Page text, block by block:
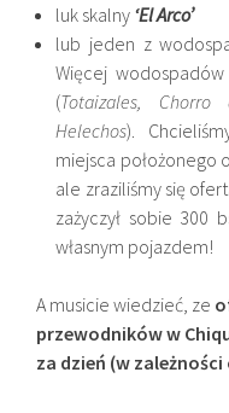
luk skalny ‘El Arco’
lub jeden z
Więcej
(Totaizales,
Helechos).
miejsca położonego
ale zraziliśmy się
zażyczył sobie 300
własnym pojazdem!
A musicie wiedzieć, ze
przewodników w
za dzień (w